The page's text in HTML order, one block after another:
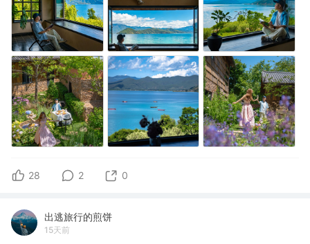
28 2 0
出逃旅行的煎饼
15天前